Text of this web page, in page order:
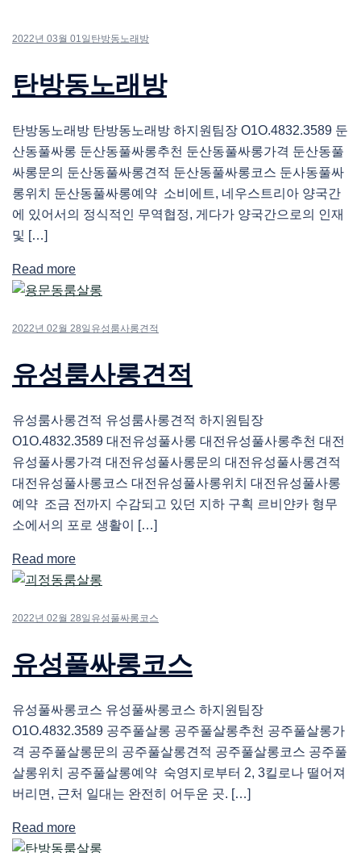
2022년 03월 01일 탄방동노래방
탄방동노래방
탄방동노래방 탄방동노래방 하지원팀장 O1O.4832.3589 둔
산동풀싸롱 둔산동풀싸롱추천 둔산동풀싸롱가격 둔산동풀
싸롱문의 둔산동풀싸롱견적 둔산동풀싸롱코스 둔사동풀싸
롱위치 둔산동풀싸롱예약 소비에트, 네우스트리아 양국간
에 있어서의 정식적인 무역협정, 게다가 양국간으로의 인재
및 […]
Read more
2022년 02월 28일 유성룸사롱견적
유성룸사롱견적
유성룸사롱견적 유성룸사롱견적 하지원팀장
O1O.4832.3589 대전유성풀사롱 대전유성풀사롱추천 대전
유성풀사롱가격 대전유성풀사롱문의 대전유성풀사롱견적
대전유성풀사롱코스 대전유성풀사롱위치 대전유성풀사롱
예약 조금 전까지 수감되고 있던 지하 구획 르비얀카 형무
소에서의 포로 생활이 […]
Read more
2022년 02월 28일 유성풀싸롱코스
유성풀싸롱코스
유성풀싸롱코스 유성풀싸롱코스 하지원팀장
O1O.4832.3589 공주풀살롱 공주풀살롱추천 공주풀살롱가
격 공주풀살롱문의 공주풀살롱견적 공주풀살롱코스 공주풀
살롱위치 공주풀살롱예약 숙영지로부터 2, 3킬로나 떨어져
버리면, 근처 일대는 완전히 어두운 곳. […]
Read more